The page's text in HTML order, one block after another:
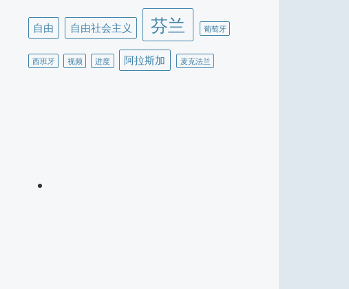
自由 自由社会主义 芬兰 葡萄牙
西班牙 视频 进度 阿拉斯加 麦克法兰